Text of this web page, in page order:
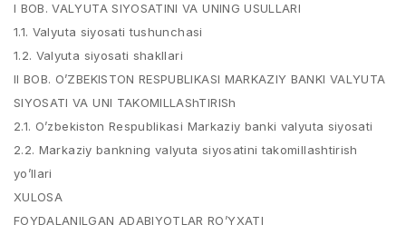
I BOB. VALYUTA SIYOSATINI VA UNING USULLARI
1.1. Valyuta siyosati tushunchasi
1.2. Valyuta siyosati shakllari
II BOB. O’ZBEKISTON RESPUBLIKASI MARKAZIY BANKI VALYUTA
SIYOSATI VA UNI TAKOMILLAShTIRISh
2.1. O’zbekiston Respublikasi Markaziy banki valyuta siyosati
2.2. Markaziy bankning valyuta siyosatini takomillashtirish
yo’llari
XULOSA
FOYDALANILGAN ADABIYOTLAR RO’YXATI